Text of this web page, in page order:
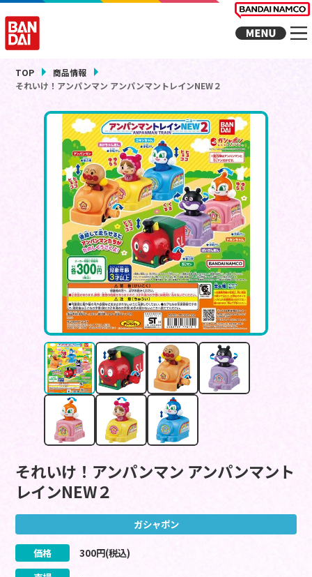
TOP
商品情報
それいけ！アンパンマン アンパンマントレインNEW２
それいけ！アンパンマン アンパンマント
レインNEW２
ガシャポン
価格 300円(税込)